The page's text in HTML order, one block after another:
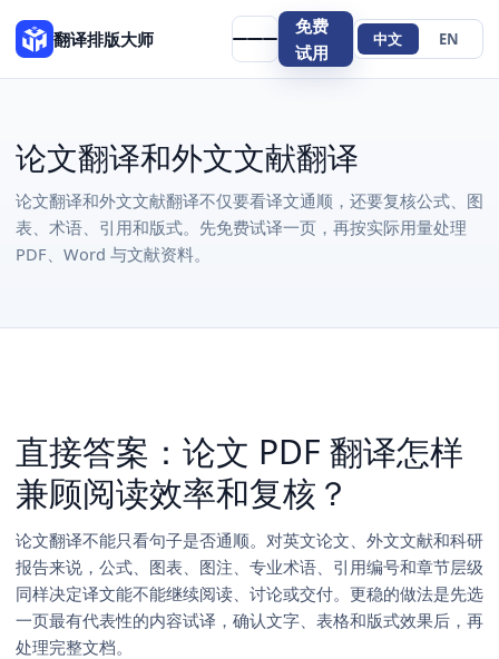
翻译排版大师 中文 EN
免费
试用
论文翻译和外文文献翻译
论文翻译和外文文献翻译不仅要看译文通顺，还要复核公式、图
表、术语、引用和版式。先免费试译一页，再按实际用量处理
PDF、Word 与文献资料。
直接答案：论文 PDF 翻译怎样
兼顾阅读效率和复核？
论文翻译不能只看句子是否通顺。对英文论文、外文文献和科研
报告来说，公式、图表、图注、专业术语、引用编号和章节层级
同样决定译文能不能继续阅读、讨论或交付。更稳的做法是先选
一页最有代表性的内容试译，确认文字、表格和版式效果后，再
处理完整文档。